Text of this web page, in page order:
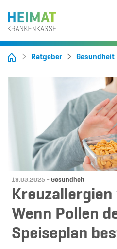
Ratgeber Gesundheit
Datum:
19.03.2025 - Kategorie:
Gesundheit
Wenn Pollen
Speiseplan